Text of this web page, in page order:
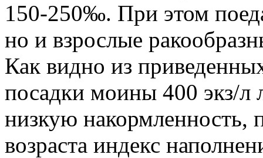
150-250‰. При этом
но и взрослые
Как видно из
посадки моины 400 экз/
низкую накормленность,
возраста индекс